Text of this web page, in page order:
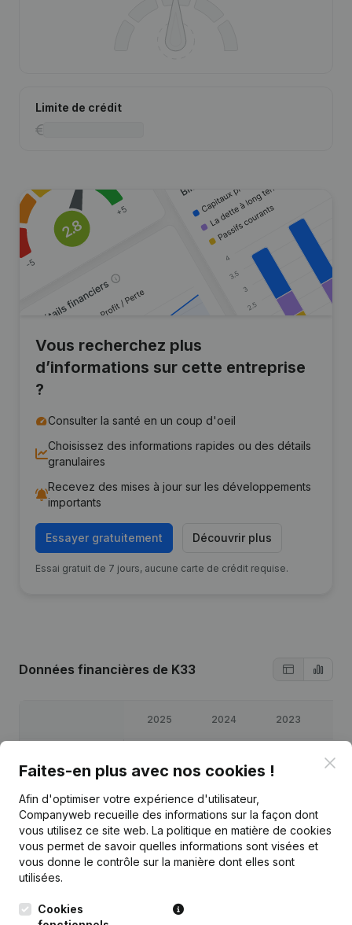
Limite de crédit
Vous recherchez plus
d’informations sur cette entreprise
?
Consulter la santé en un coup d'oeil
Choisissez des informations rapides ou des détails
granulaires
Recevez des mises à jour sur les développements
importants
Essayer gratuitement Découvrir plus
Essai gratuit de 7 jours, aucune carte de crédit requise.
Données financières de K33
2025 2024 2023
€68
Capitaux propres €35 791 €262 845 €
Marge brute €23 717 €99 125 €106 683 €89
Faites-en plus avec nos cookies !
Afin d'optimiser votre expérience d'utilisateur,
Companyweb recueille des informations sur la façon dont
vous utilisez ce site web. La politique en matière de cookies
vous permet de savoir quelles informations sont visées et
vous donne le contrôle sur la manière dont elles sont
utilisées.
Cookies